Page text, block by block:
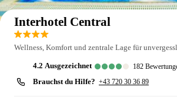
Interhotel Central
Wellness, Komfort und zentrale Lage für
4.2 ausgezeichnet 182
Brauchst du Hilfe? +43 720 30 36 89